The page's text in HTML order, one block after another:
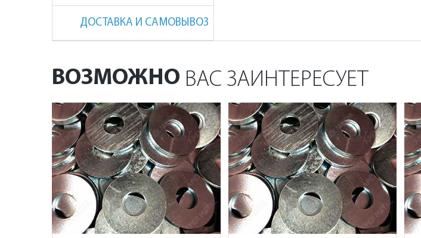
ДОСТАВКА И САМОВЫВОЗ
ВОЗМОЖНО ВАС ЗАИНТЕРЕСУЕТ